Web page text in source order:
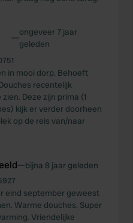
—ongeveer 7 jaar
geleden
in mooi dorp. Behoeft
recentelijk
Deze zijn prima (1
kijk er verder doorheen
op de reis van/naar
—bijna 8 jaar geleden
eind september geweest
Warme douches. Super
Vriendelijke